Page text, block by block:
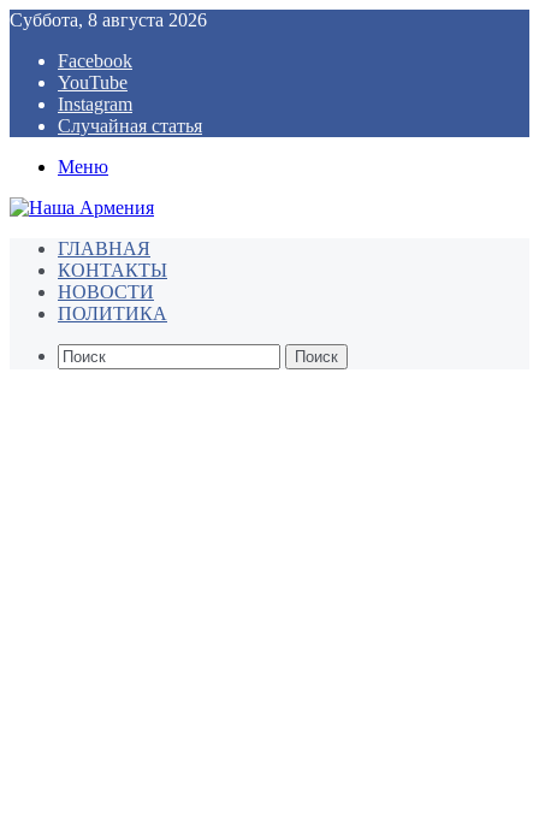
Суббота, 8 августа 2026
Facebook
YouTube
Instagram
Случайная статья
Меню
ГЛАВНАЯ
КОНТАКТЫ
НОВОСТИ
ПОЛИТИКА
Поиск